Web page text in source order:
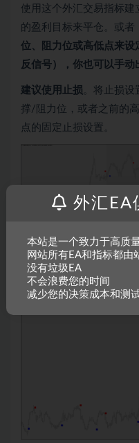
使用这个外汇交易指标建
的盈利目标来平仓。或者
位、阻力位或高低点来设
反信号），你也可以手动
建议使用止损 。将止损
撑/阻力位，或者之前的
点的固定止损设置。
外汇EA
本站是一个致力于高质
网站所有EA和指标都由
没有垃圾EA
不会浪费您的时间
减少您的决策成本和测